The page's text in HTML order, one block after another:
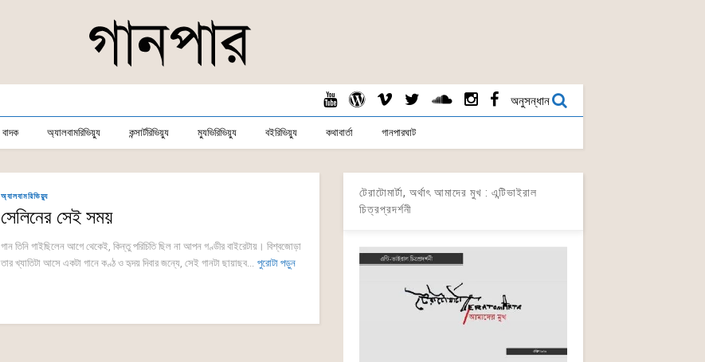
অনুসন্ধান
বাদক অ্যালবামরিভিয়্যু কন্সার্টরিভিয়্যু ম্যুভিরিভিয়্যু বইরিভিয়্যু কথাবার্তা গানপারঘাট
অ্যালবামরিভিয়্যু
সেলিনের সেই সময়
গান তিনি গাইছিলেন আগে থেকেই, কিন্তু পরিচিতি ছিল না আপন গণ্ডীর বাইরেটায়। বিশ্বজোড়া
তার খ্যাতিটা আসে একটা গানে কণ্ঠ ও হৃদয় দিবার জন্যে, সেই গানটা ছায়াছব... পুরোটা পড়ুন
টেরাটোমার্টা, অর্থাৎ আমাদের মুখ : এন্টিভাইরাল
চিত্রপ্রদর্শনী